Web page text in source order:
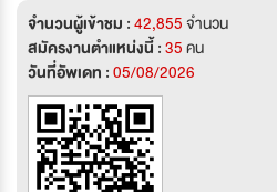
จำนวนผู้เข้าชม :42,855จำนวน
สมัครงานตำแหน่งนี้ :35คน
วันที่อัพเดท :05/08/2026